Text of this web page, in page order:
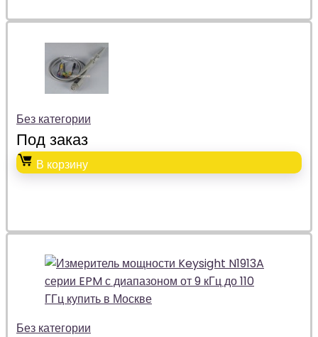
Без категории
Под заказ
В корзину
Без категории